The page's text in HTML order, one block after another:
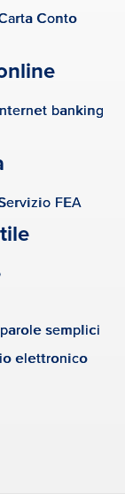
Conto
banking
FEA
semplici
elettronico